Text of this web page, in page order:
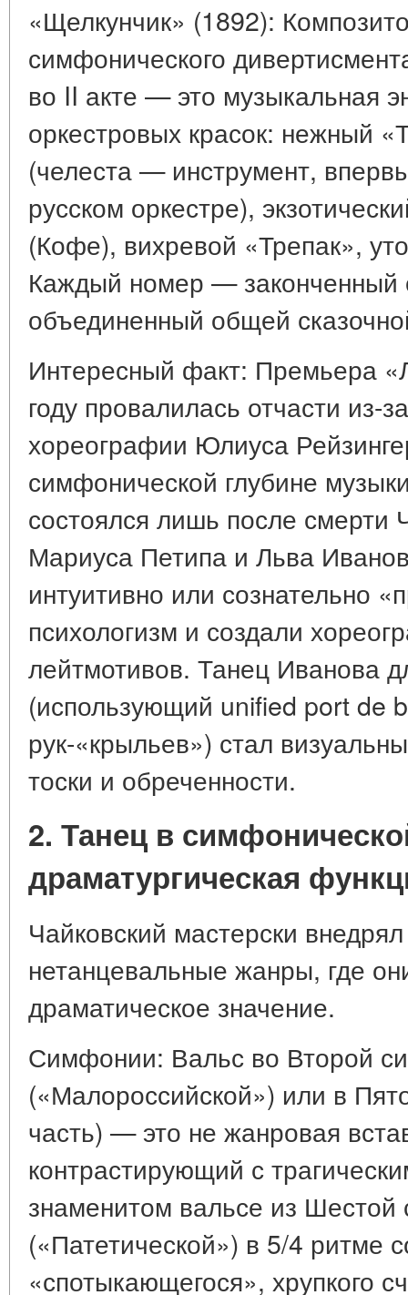
«Щелкунчик» (1892):
симфонического
во II акте — это музыкальная
оркестровых красок: нежный
(челеста — инструмент,
русском оркестре),
(Кофе), вихревой «Трепак»,
Каждый номер — законченный
объединенный общей
Интересный факт: Премьера
году провалилась отчасти из-
хореографии Юлиуса
симфонической глубине
состоялся лишь после смерти
Мариуса Петипа и Льва
интуитивно или сознательно
психологизм и создали
лейтмотивов. Танец Иванова
(использующий unified port de
рук-«крыльев») стал
тоски и обреченности.
2. Танец в
драматургическая
Чайковский мастерски
нетанцевальные жанры, где
драматическое значение.
Симфонии: Вальс во Второй
(«Малороссийской») или в
часть) — это не жанровая
контрастирующий с
знаменитом вальсе из
(«Патетической») в 5/4 ритме
«спотыкающегося», хрупкого